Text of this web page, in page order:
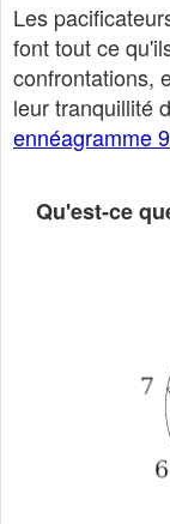
Les
font tout ce
confrontations,
leur tranquillité
ennéagramme 9
Qu'est-ce